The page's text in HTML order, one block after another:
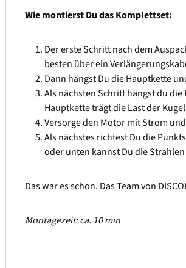
Wie montierst Du das Komplettset:
Der erste Schritt nach dem
besten über ein
Dann hängst Du die Hauptkette
Als nächsten Schritt hängst du
Hauptkette trägt die Last der
Versorge den Motor mit Strom
Als nächstes richtest Du die
oder unten kannst Du die
Das war es schon. Das Team von
Montagezeit: ca. 10 min